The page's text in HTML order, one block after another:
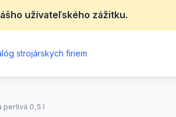
užívateľského zážitku.
strojárskych firiem
perlivá 0,5 l